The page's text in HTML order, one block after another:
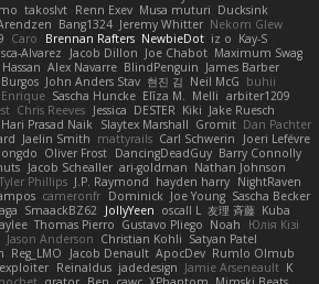
takoslvt Renn Exev Musa muturi Ducksink
Bang1324 Jeremy Whitter Nekom Glew
Caro Brennan Rafters NewbieDot iz o Kay-S
Alvarez Jacob Dillon Joe Chabot Maximum Swag
Alex Navarre BlindPenguin James Barber
John Anders Stav 현진 김 Neil McG buhii
Enrique Sascha Huncke Elīza M. Melli arbiter1209
Chris Reeves Jessica DESTER Kiki Jake Ruesch
Prasad Naik Slaytex Marshall Gromit Dan Pachter
Jaelin Smith mattyrails Carl Schwerin
Joeri Lefévre
Oliver Frost DancingDeadGuy Barry Connolly
Jacob Schealler ari-goldman Nathan Johnson
Tyler Phillips J.P. Raymond hayden harry NightRaven
cameronfr Dominick Joe Young Sascha Becker
SmaackBZ62 JollyYeen oscall L 友理 斉藤 Kuba
Thomas Pierro Gustavo Pliego Noah
Юлія Кізі
Jason Anderson Christian Kohli Satyan Patel
Reg_LMO Jacob Denault ApocDev Rumlo Olmub
Reinaldus jadedesign Jamie Arseneault K